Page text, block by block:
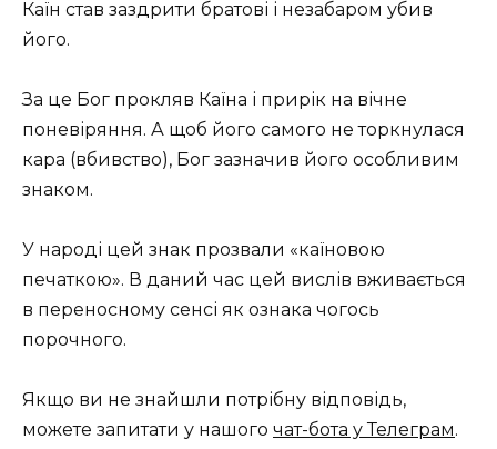
Каїн став заздрити братові і незабаром убив
його.
За це Бог прокляв Каїна і прирік на вічне
поневіряння. А щоб його самого не торкнулася
кара (вбивство), Бог зазначив його особливим
знаком.
У народі цей знак прозвали «каїновою
печаткою». В даний час цей вислів вживається
в переносному сенсі як ознака чогось
порочного.
Якщо ви не знайшли потрібну відповідь,
можете запитати у нашого чат-бота у Телеграм.